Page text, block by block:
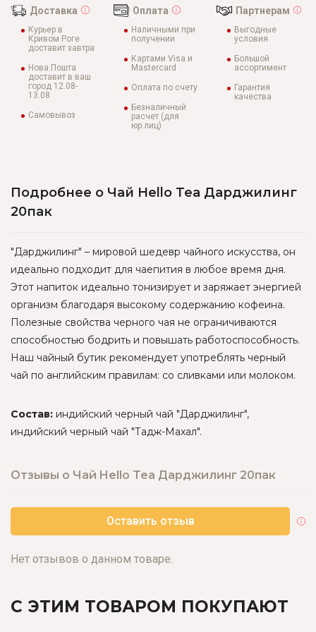
Доставка
Курьер в
Кривом Роге
доставит завтра
Нова Пошта
доставит в ваш
город 12.08-
13.08
Самовывоз
Оплата
Наличными при
получении
Картами Visa и
Mastercard
Оплата по счету
Безналичный
расчет (для
юр.лиц)
Партнерам
Выгодные
условия
Большой
ассортимент
Гарантия
качества
Подробнее о Чай Hello Tea Дарджилинг
20пак
"Дарджилинг" – мировой шедевр чайного искусства, он
идеально подходит для чаепития в любое время дня.
Этот напиток идеально тонизирует и заряжает энергией
организм благодаря высокому содержанию кофеина.
Полезные свойства черного чая не ограничиваются
способностью бодрить и повышать работоспособность.
Наш чайный бутик рекомендует употреблять черный
чай по английским правилам: со сливками или молоком.
Состав: индийский черный чай "Дарджилинг",
индийский черный чай "Тадж-Махал".
Отзывы о Чай Hello Tea Дарджилинг 20пак
Оставить отзыв
Нет отзывов о данном товаре.
С ЭТИМ ТОВАРОМ ПОКУПАЮТ